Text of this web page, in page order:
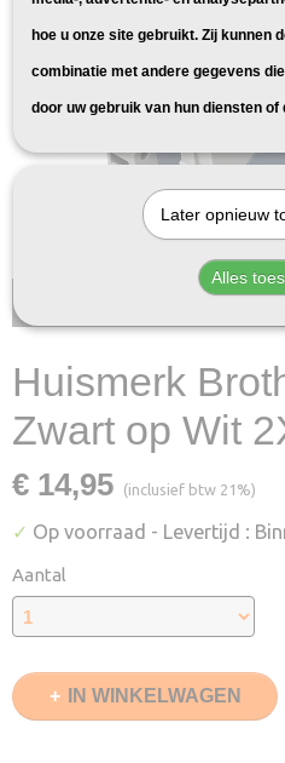
Bij InktDeal.com
Huismerk
Zwart op Wit
€ 14,95 (inclusief btw 21%)
✓ Op voorraad - Levertijd :
Aantal
IN WINKELWAGEN
hoe u onze site gebruikt. Zij kunnen
combinatie met andere gegevens
door uw gebruik van hun diensten
Later opnieuw
Alles